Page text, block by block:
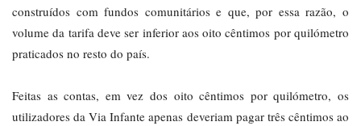
construídos com fundos comunitários e que, por essa razão, o
volume da tarifa deve ser inferior aos oito cêntimos por quilómetro
praticados no resto do país.
Feitas as contas, em vez dos oito cêntimos por quilómetro, os
utilizadores da Via Infante apenas deveriam pagar três cêntimos ao